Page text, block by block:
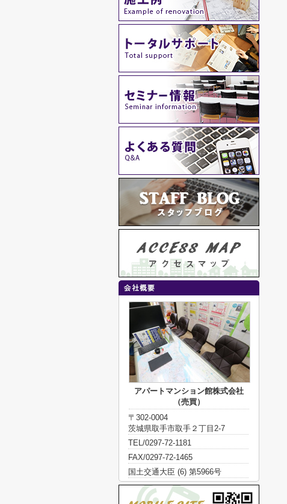
アパートマンション館株式会社
（売買）
〒302-0004
茨城県取手市取手２丁目2-7
TEL/0297-72-1181
FAX/0297-72-1465
国土交通大臣 (6) 第5966号